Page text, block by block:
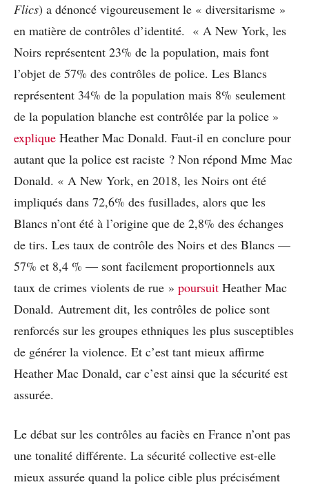
Flics) a dénoncé vigoureusement le « diversitarisme »
en matière de contrôles d’identité. « A New York, les
Noirs représentent 23% de la population, mais font
l’objet de 57% des contrôles de police. Les Blancs
représentent 34% de la population mais 8% seulement
de la population blanche est contrôlée par la police »
explique Heather Mac Donald. Faut-il en conclure pour
autant que la police est raciste ? Non répond Mme Mac
Donald. « A New York, en 2018, les Noirs ont été
impliqués dans 72,6% des fusillades, alors que les
Blancs n’ont été à l’origine que de 2,8% des échanges
de tirs. Les taux de contrôle des Noirs et des Blancs —
57% et 8,4 % — sont facilement proportionnels aux
taux de crimes violents de rue » poursuit Heather Mac
Donald. Autrement dit, les contrôles de police sont
renforcés sur les groupes ethniques les plus susceptibles
de générer la violence. Et c’est tant mieux affirme
Heather Mac Donald, car c’est ainsi que la sécurité est
assurée.
Le débat sur les contrôles au faciès en France n’ont pas
une tonalité différente. La sécurité collective est-elle
mieux assurée quand la police cible plus précisément